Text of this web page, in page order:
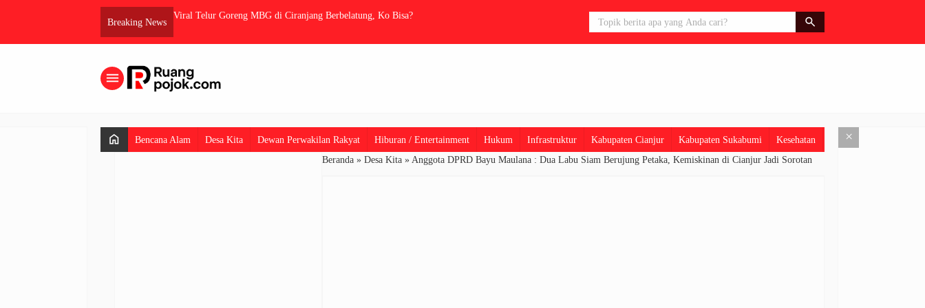
Breaking News
Viral Telur Goreng MBG di Ciranjang Berbelatung, Ko Bisa? Rumah Wartawan Radar Cianjur Dibobol Maling search
menu
home Bencana Alam Desa Kita Dewan Perwakilan Rakyat Hiburan / Entertainment Hukum Infrastruktur Kabupaten Cianjur Kabupaten Sukabumi Kesehatan Kota Tasikmalaya
Beranda » Desa Kita » Anggota DPRD Bayu Maulana : Dua Labu Siam Berujung Petaka, Kemiskinan di Cianjur Jadi Sorotan
×